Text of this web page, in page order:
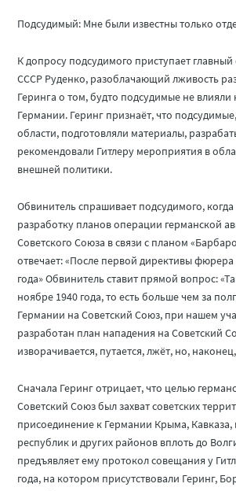
Подсудимый: Мне были известны только
К допросу подсудимого приступает
СССР Руденко, разоблачающий лживость
Геринга о том, будто подсудимые не влияли
Германии. Геринг признаёт, что
области, подготовляли материалы,
рекомендовали Гитлеру мероприятия в
внешней политики.
Обвинитель спрашивает подсудимого,
разработку планов операции германской
Советского Союза в связи с планом
отвечает: «После первой директивы фюрера
года» Обвинитель ставит прямой вопрос:
ноябре 1940 года, то есть больше чем за
Германии на Советский Союз, при нашем
разработан план нападения на Советский
изворачивается, путается, лжёт, но,
Сначала Геринг отрицает, что целью
Советский Союз был захват советских
присоединение к Германии Крыма, Кавказа,
республик и других районов вплоть до
предъявляет ему протокол совещания у
года, на котором присутствовали Геринг,